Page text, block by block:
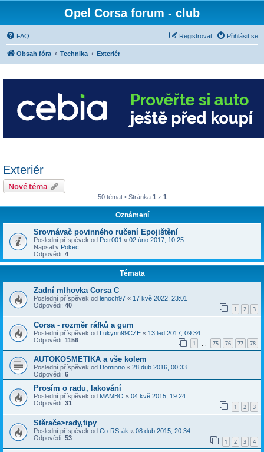
Opel Corsa forum - club
FAQ Přihlásit se
Registrovat
Obsah fóra Technika Exteriér
Exteriér
Nové téma
50 témat • Stránka 1 z 1
Oznámení
Srovnávač povinného ručení Epojištění
Poslední příspěvek od Petr001 « 02 úno 2017, 10:25
Napsal v Pokec
Odpovědi: 4
Témata
Zadní mlhovka Corsa C
Poslední příspěvek od lenoch97 « 17 kvě 2022, 23:01
Odpovědi: 40 1 2 3
Corsa - rozměr ráfků a gum
Poslední příspěvek od Lukynn99CZE « 13 led 2017, 09:34
Odpovědi: 1156 1 75 76 77 78
AUTOKOSMETIKA a vše kolem
Poslední příspěvek od Dominno « 28 dub 2016, 00:33
Odpovědi: 6
Prosím o radu, lakování
Poslední příspěvek od MAMBO « 04 kvě 2015, 19:24
Odpovědi: 31 1 2 3
Stěrače>rady,tipy
Poslední příspěvek od Co-RS-ák « 08 dub 2015, 20:34
Odpovědi: 53 1 2 3 4